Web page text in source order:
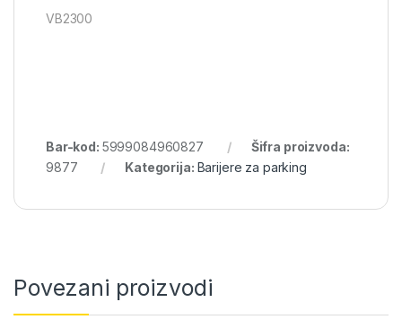
VB2300
Bar-kod: 5999084960827
Šifra proizvoda:
9877
Kategorija: Barijere za parking
Povezani proizvodi